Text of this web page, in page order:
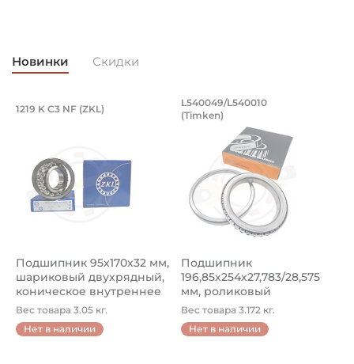
Китай
Новинки Скидки
Подшипник 95х170х32 мм, шариковый
Подшипник 95х170х32 мм, шариковый двухрядный,
1219 K C3 NF (ZKL)
Подшипник 95х170х32 мм,
шариковый двухрядный,
коническое внутреннее
кол...
Вес товара 3.05 кг.
Нет в наличии
Подшипник
Подшипник
L540049/L540010
(Timken)
Подшипник
196,85х254х27,783/28,575
мм, роликовый
однорядный конический
...
Вес товара 3.172 кг.
Нет в наличии